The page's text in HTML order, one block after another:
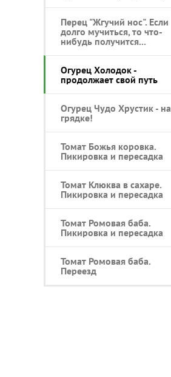
Перец "Жгучий нос". Если
долго мучиться, то что-
нибудь получится...
Огурец Холодок -
продолжает свой путь
Огурец Чудо Хрустик - на
грядке!
Томат Божья коровка.
Пикировка и пересадка
Томат Клюква в сахаре.
Пикировка и пересадка
Томат Ромовая баба.
Пикировка и пересадка
Томат Ромовая баба.
Переезд